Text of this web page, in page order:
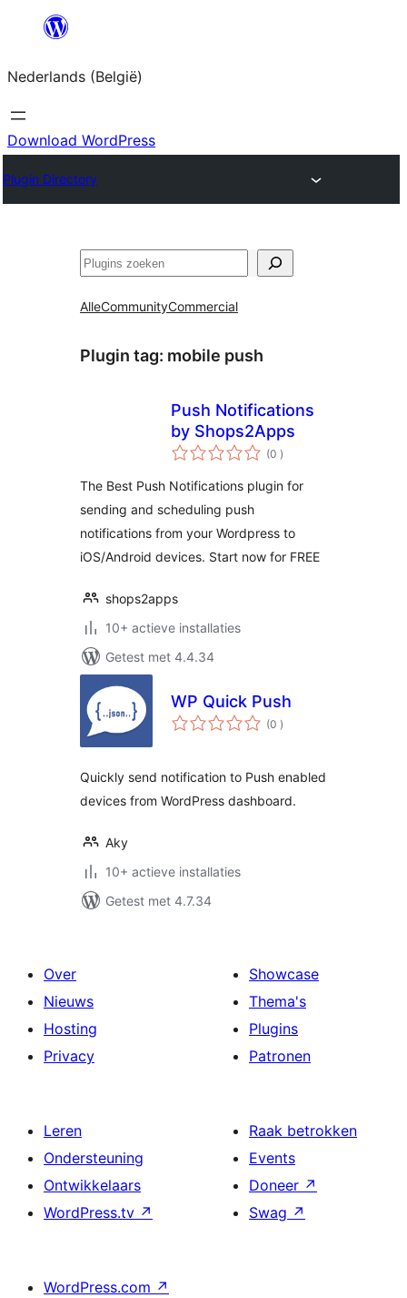
Spring
de
inhoud
Nederlands (België)
Download WordPress
Plugin Directory
Zoeken
AlleCommunityCommercial
Plugin tag: mobile push
Push Notifications
by Shops2Apps
(0 aantal
beoordelingen
)
The Best Push Notifications plugin for
sending and scheduling push
notifications from your Wordpress to
iOS/Android devices. Start now for FREE
shops2apps
10+ actieve installaties
Getest met 4.4.34
WP Quick Push
(0 aantal
beoordelingen
)
Quickly send notification to Push enabled
devices from WordPress dashboard.
Aky
10+ actieve installaties
Getest met 4.7.34
Over
Nieuws
Hosting
Privacy
Showcase
Thema's
Plugins
Patronen
Leren
Ondersteuning
Ontwikkelaars
WordPress.tv ↗
Raak betrokken
Events
Doneer ↗
Swag ↗
WordPress.com ↗